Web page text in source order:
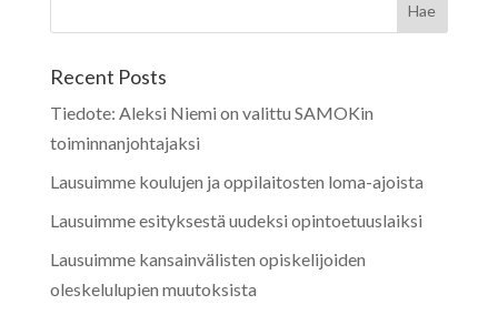
Recent Posts
Tiedote: Aleksi Niemi on valittu SAMOKin
toiminnanjohtajaksi
Lausuimme koulujen ja oppilaitosten loma-ajoista
Lausuimme esityksestä uudeksi opintoetuuslaiksi
Lausuimme kansainvälisten opiskelijoiden
oleskelulupien muutoksista